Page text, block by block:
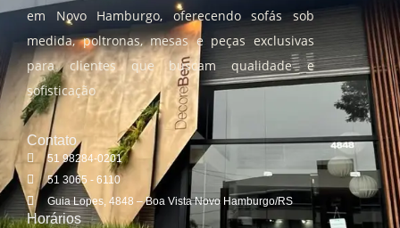
em Novo Hamburgo, oferecendo sofás sob
medida, poltronas, mesas e peças exclusivas
para clientes que buscam qualidade e
sofisticação
Contato
51 98284-0201
51 3065 - 6110
Guia Lopes, 4848 – Boa Vista Novo Hamburgo/RS
Horários